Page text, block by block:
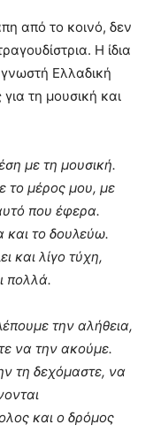
από το κοινό, δεν
Η ίδια
Ελλαδική
τη μουσική και
με τη μουσική.
το μέρος μου, με
που έφερα.
το δουλεύω.
και λίγο τύχη,
πολλά.
την αλήθεια,
να την ακούμε.
τη δεχόμαστε, να
και ο δρόμος